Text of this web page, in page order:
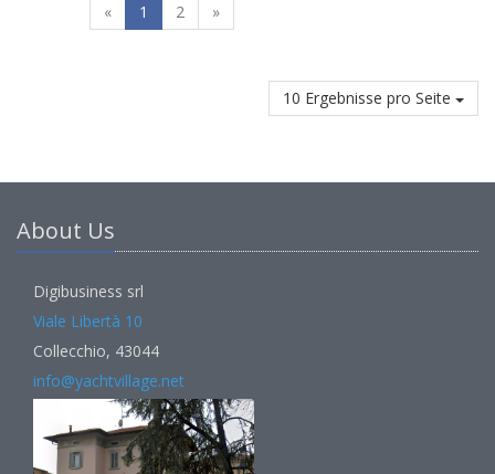
« 1 2 »
10 Ergebnisse pro Seite
About Us
Digibusiness srl
Viale Libertà 10
Collecchio, 43044
info@yachtvillage.net